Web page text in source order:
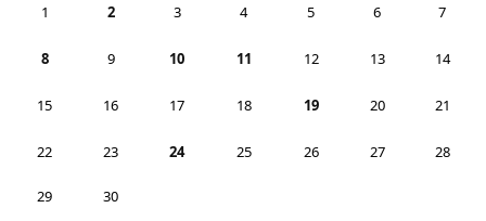
1
2 3 4 5 6 7
8 9 10 11 12 13 14
15 16 17 18 19 20 21
22 23 24 25 26 27 28
29 30